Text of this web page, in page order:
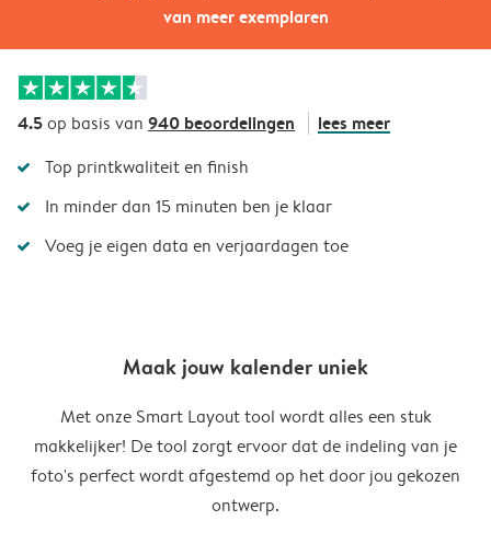
van meer exemplaren
4.5op basis van 940 beoordelingen lees meer
Top printkwaliteit en finish
In minder dan 15 minuten ben je klaar
Voeg je eigen data en verjaardagen toe
Maak jouw kalender uniek
Met onze Smart Layout tool wordt alles een stuk
makkelijker! De tool zorgt ervoor dat de indeling van je
foto's perfect wordt afgestemd op het door jou gekozen
ontwerp.